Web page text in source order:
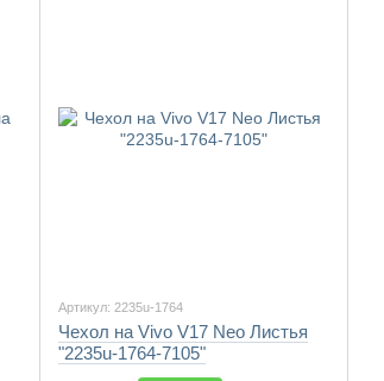
Артикул: 2235u-1764
Чехол на Vivo V17 Neo Листья
"2235u-1764-7105"